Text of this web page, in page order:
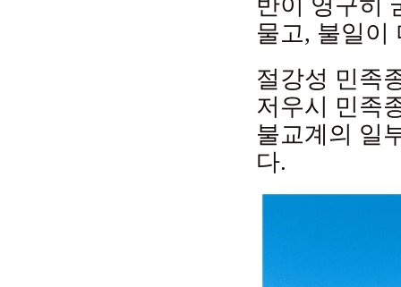
반이 영구히
물고, 불일이
절강성 민족
저우시 민족
불교계의 일
다.